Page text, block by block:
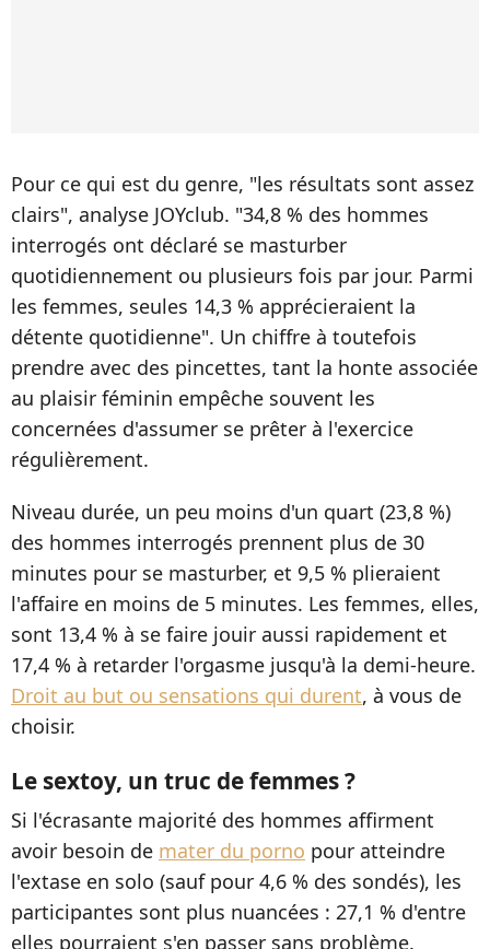
Pour ce qui est du genre, "les résultats sont assez
clairs", analyse JOYclub. "34,8 % des hommes
interrogés ont déclaré se masturber
quotidiennement ou plusieurs fois par jour. Parmi
les femmes, seules 14,3 % apprécieraient la
détente quotidienne". Un chiffre à toutefois
prendre avec des pincettes, tant la honte associée
au plaisir féminin empêche souvent les
concernées d'assumer se prêter à l'exercice
régulièrement.
Niveau durée, un peu moins d'un quart (23,8 %)
des hommes interrogés prennent plus de 30
minutes pour se masturber, et 9,5 % plieraient
l'affaire en moins de 5 minutes. Les femmes, elles,
sont 13,4 % à se faire jouir aussi rapidement et
17,4 % à retarder l'orgasme jusqu'à la demi-heure.
Droit au but ou sensations qui durent, à vous de
choisir.
Le sextoy, un truc de femmes ?
Si l'écrasante majorité des hommes affirment
avoir besoin de mater du porno pour atteindre
l'extase en solo (sauf pour 4,6 % des sondés), les
participantes sont plus nuancées : 27,1 % d'entre
elles pourraient s'en passer sans problème.